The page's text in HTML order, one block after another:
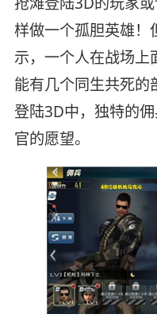
样做一个孤胆英雄！
示，一个人在战场上
能有几个同生共死的
登陆3D中，独特的
官的愿望。